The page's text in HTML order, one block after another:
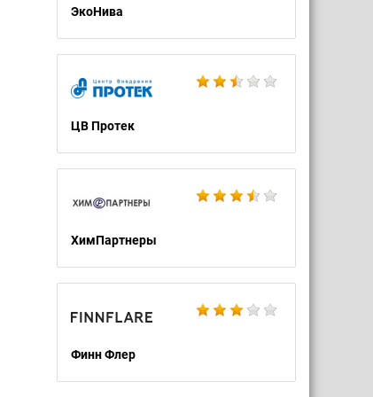
ЭкоНива
ЦВ Протек
ХимПартнеры
Финн Флер